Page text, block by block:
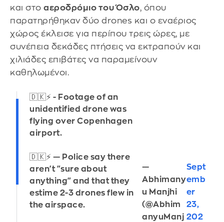
και στο αεροδρόμιο του Όσλο, όπου
παρατηρήθηκαν δύο drones και ο εναέριος
χώρος έκλεισε για περίπου τρεις ώρες, με
συνέπεια δεκάδες πτήσεις να εκτραπούν και
χιλιάδες επιβάτες να παραμείνουν
καθηλωμένοι.
🇩🇰⚡️ - Footage of an
unidentified drone was
flying over Copenhagen
airport.
🇩🇰⚡️ — Police say there
aren't "sure about
anything" and that they
estime 2-3 drones flew in
the airspace.
—
Abhimany
u Manjhi
(@Abhim
anyuManj
Sept
emb
er
23,
202